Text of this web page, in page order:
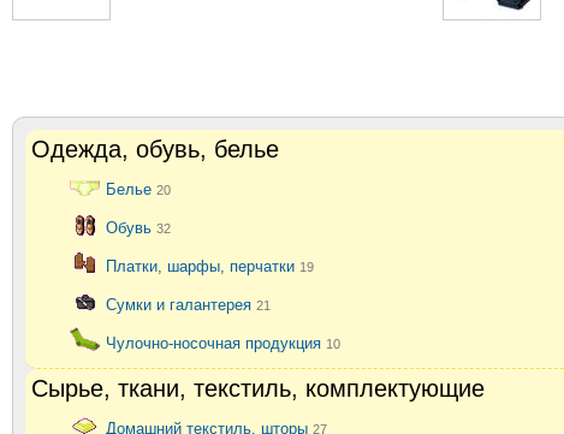
Одежда, обувь, белье
Белье 20
Обувь 32
Платки, шарфы, перчатки 19
Сумки и галантерея 21
Чулочно-носочная продукция 10
Сырье, ткани, текстиль, комплектующие
Домашний текстиль, шторы 27